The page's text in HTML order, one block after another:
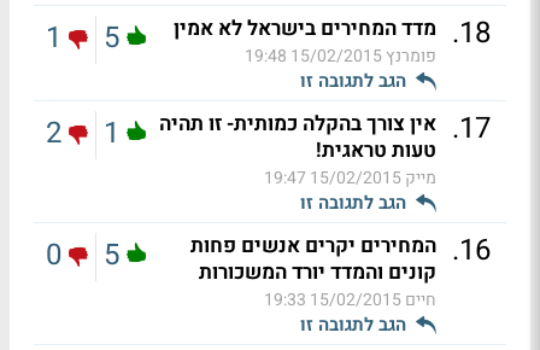
18
. מדד המחירים בישראל לא אמין
פומרנץ15/02/2015 19:48
הגב לתגובה זו
5
1
17
. אין צורך בהקלה כמותית- זו תהיה
טעות טראגית!
מייק15/02/2015 19:47
הגב לתגובה זו
1
2
16
.
המחירים יקרים אנשים פחות
קונים והמדד יורד המשכורות
חיים15/02/2015 19:33
הגב לתגובה זו
5
0